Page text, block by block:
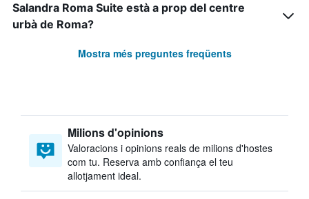
Salandra Roma Suite està a prop del centre
urbà de Roma?
Mostra més preguntes freqüents
Milions d'opinions
Valoracions i opinions reals de milions d'hostes
com tu. Reserva amb confiança el teu
allotjament ideal.